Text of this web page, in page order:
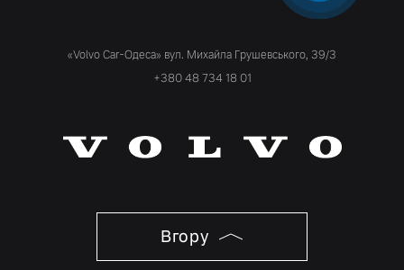
«Volvo Car-Одеса» вул. Михайла Грушевського, 39/3
+380 48 734 18 01
Вгору